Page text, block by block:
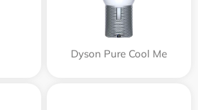
Dyson Pure Cool Me